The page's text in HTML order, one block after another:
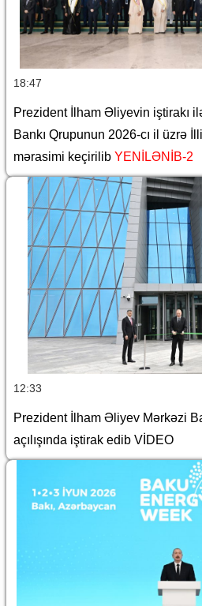
18:47
Prezident İlham Əliyevin iştirakı
Bankı Qrupunun 2026-cı il üzrə
mərasimi keçirilib YENİLƏNİB-2
12:33
Prezident İlham Əliyev Mərkəzi
açılışında iştirak edib VİDEO